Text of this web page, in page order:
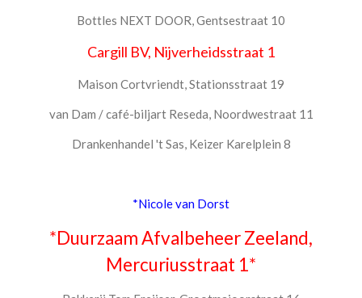
Bottles NEXT DOOR, Gentsestraat 10
Cargill BV, Nijverheidsstraat 1
Maison Cortvriendt, Stationsstraat 19
van Dam / café-biljart Reseda, Noordwestraat 11
Drankenhandel 't Sas, Keizer Karelplein 8
*Nicole van Dorst
*Duurzaam Afvalbeheer Zeeland,
Mercuriusstraat 1*